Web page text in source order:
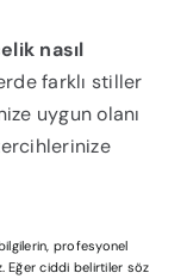
nasıl
farklı stiller
uygun olanı
profesyonel
Eğer ciddi belirtiler söz